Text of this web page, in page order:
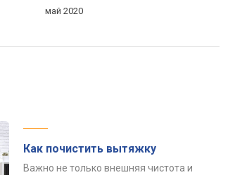
май 2020
Как почистить вытяжку
Важно не только внешняя чистота и